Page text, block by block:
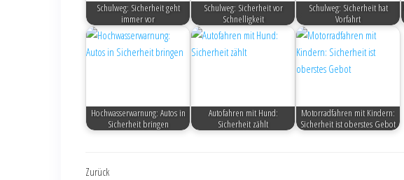
Schulweg: Sicherheit geht
immer vor
Schulweg: Sicherheit vor
Schnelligkeit
Schulweg: Sicherheit hat
Vorfahrt
Hochwasserwarnung: Autos in
Sicherheit bringen
Autofahren mit Hund:
Sicherheit zählt
Motorradfahren mit Kindern:
Sicherheit ist oberstes Gebot
Zurück